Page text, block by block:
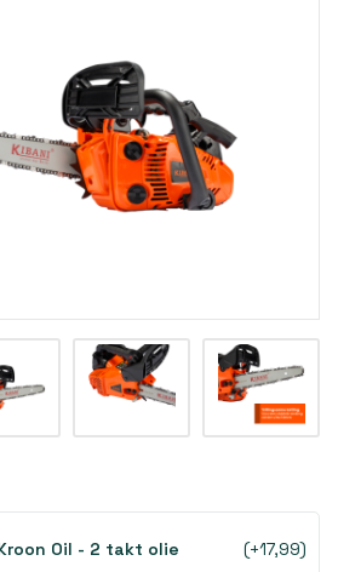
Oil - 2 takt olie (+17,99)